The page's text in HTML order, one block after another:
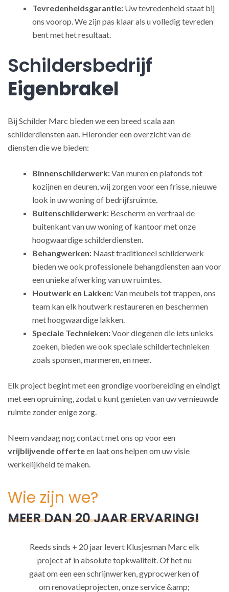
Tevredenheidsgarantie: Uw tevredenheid staat bij
ons voorop. We zijn pas klaar als u volledig tevreden
bent met het resultaat.
Schildersbedrijf
Eigenbrakel
Bij Schilder Marc bieden we een breed scala aan
schilderdiensten aan. Hieronder een overzicht van de
diensten die we bieden:
Binnenschilderwerk:Van muren en plafonds tot
kozijnen en deuren, wij zorgen voor een frisse, nieuwe
look in uw woning of bedrijfsruimte.
Buitenschilderwerk: Bescherm en verfraai de
buitenkant van uw woning of kantoor met onze
hoogwaardige schilderdiensten.
Behangwerken: Naast traditioneel schilderwerk
bieden we ook professionele behangdiensten aan voor
een unieke afwerking van uw ruimtes.
Houtwerk en Lakken:Van meubels tot trappen, ons
team kan elk houtwerk restaureren en beschermen
met hoogwaardige lakken.
Speciale Technieken:Voor diegenen die iets unieks
zoeken, bieden we ook speciale schildertechnieken
zoals sponsen, marmeren, en meer.
Elk project begint met een grondige voorbereiding en eindigt
met een opruiming, zodat u kunt genieten van uw vernieuwde
ruimte zonder enige zorg.
Neem vandaag nog contact met ons op voor een
vrijblijvende offerteen laat ons helpen om uw visie
werkelijkheid te maken.
Wie zijn we?
MEER DAN 20 JAAR ERVARING!
Reeds sinds + 20 jaar levert Klusjesman Marc elk
project af in absolute topkwaliteit. Of het nu
gaat om een een schrijnwerken, gyprocwerken of
om renovatieprojecten, onze service &amp;